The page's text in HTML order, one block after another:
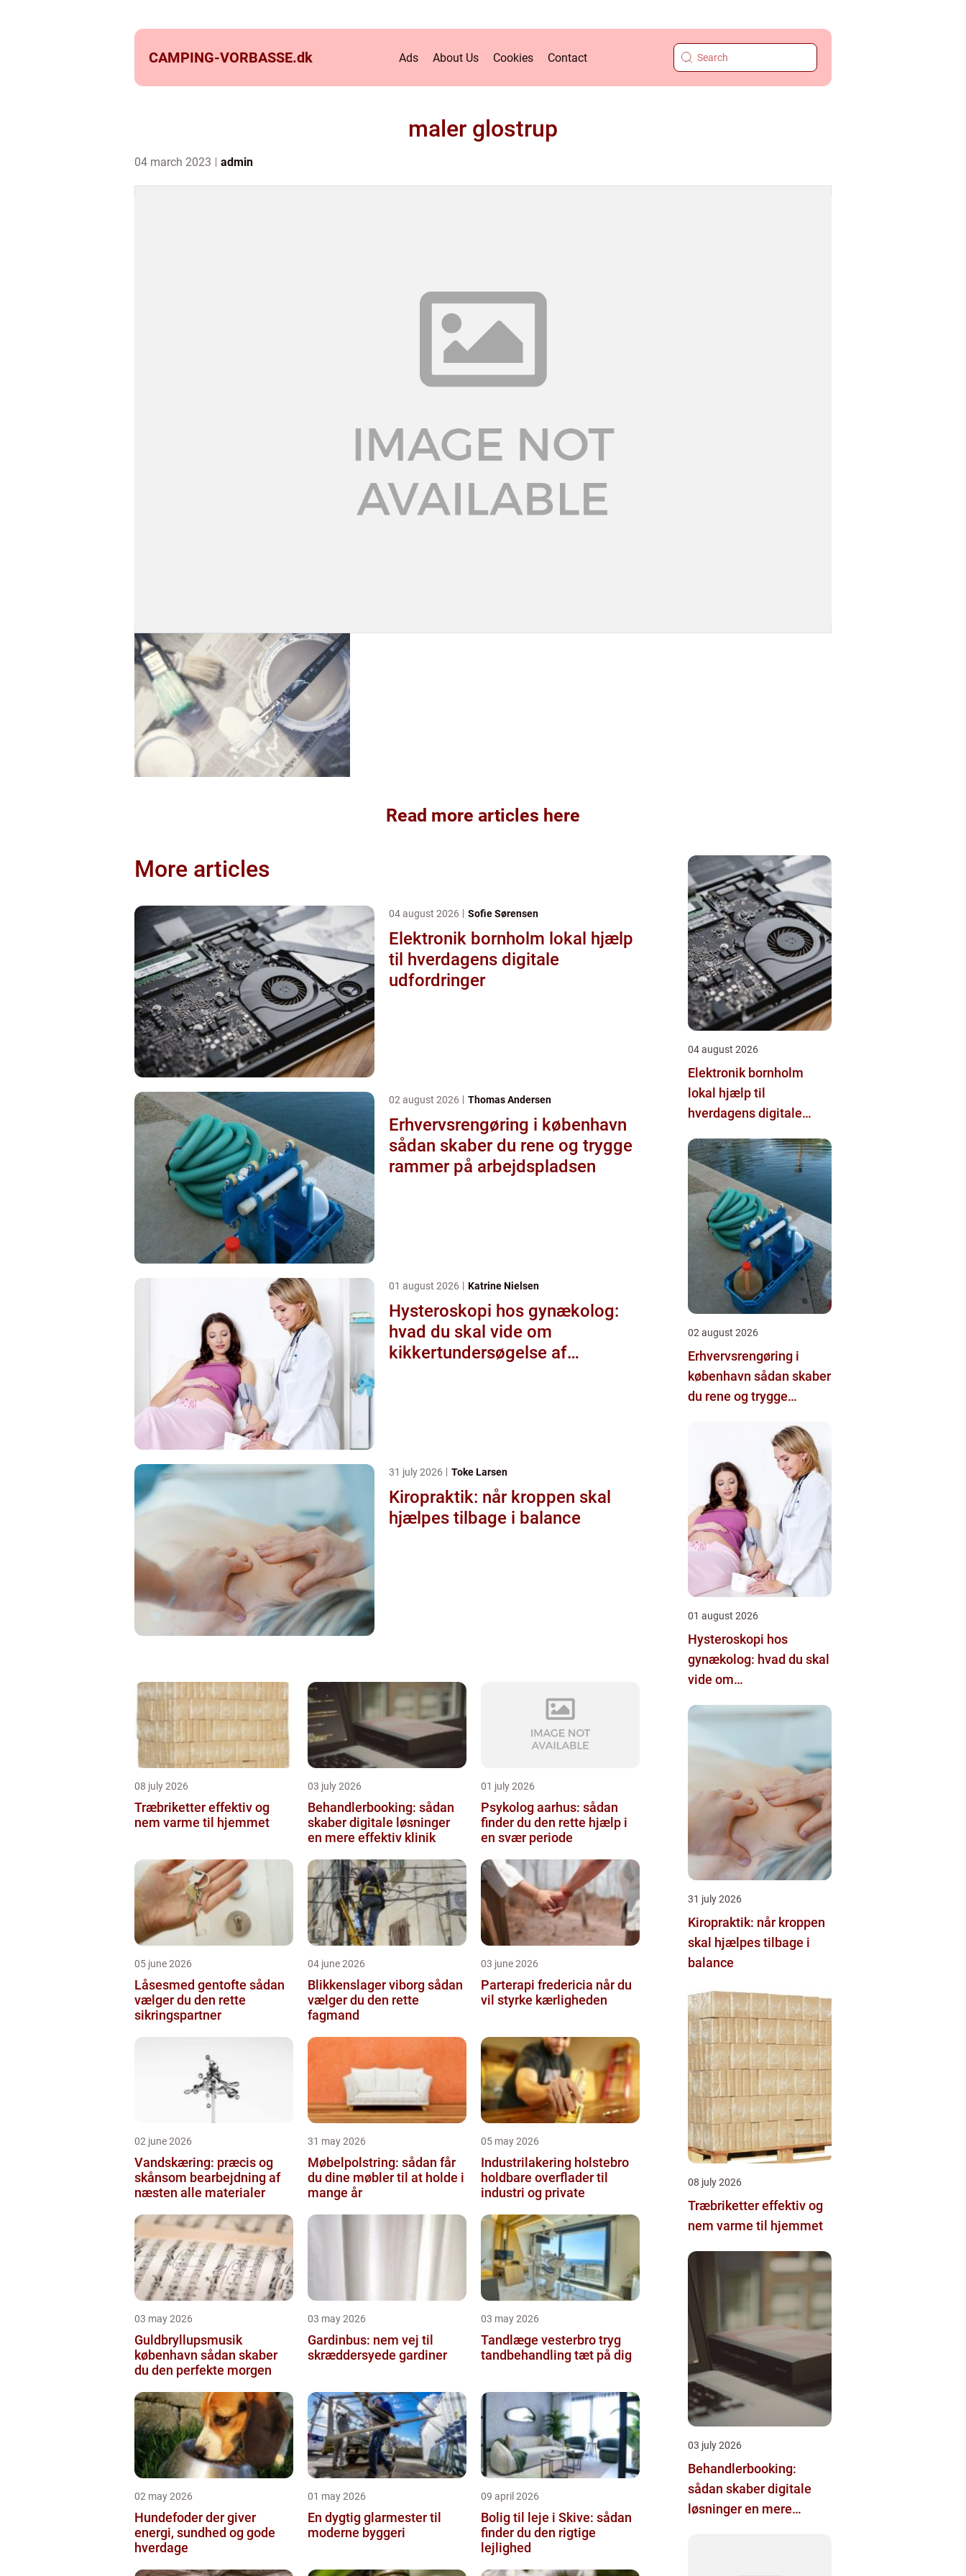
CAMPING-VORBASSE.dk Ads About Us Cookies Contact
maler glostrup
04 march 2023 admin
Read more articles here
More articles
04 august 2026 Sofie Sørensen
Elektronik bornholm lokal hjælp
til hverdagens digitale
udfordringer
02 august 2026 Thomas Andersen
Erhvervsrengøring i københavn
sådan skaber du rene og trygge
rammer på arbejdspladsen
01 august 2026 Katrine Nielsen
Hysteroskopi hos gynækolog:
hvad du skal vide om
kikkertundersøgelse af
31 july 2026 Toke Larsen
Kiropraktik: når kroppen skal
hjælpes tilbage i balance
08 july 2026
Træbriketter effektiv og
nem varme til hjemmet
03 july 2026
Behandlerbooking: sådan
skaber digitale løsninger
en mere effektiv klinik
01 july 2026
Psykolog aarhus: sådan
finder du den rette hjælp i
en svær periode
05 june 2026
Låsesmed gentofte sådan
vælger du den rette
sikringspartner
04 june 2026
Blikkenslager viborg sådan
vælger du den rette
fagmand
03 june 2026
Parterapi fredericia når du
vil styrke kærligheden
02 june 2026
Vandskæring: præcis og
skånsom bearbejdning af
næsten alle materialer
31 may 2026
Møbelpolstring: sådan får
du dine møbler til at holde i
mange år
05 may 2026
Industrilakering holstebro
holdbare overflader til
industri og private
03 may 2026
Guldbryllupsmusik
københavn sådan skaber
du den perfekte morgen
03 may 2026
Gardinbus: nem vej til
skræddersyede gardiner
03 may 2026
Tandlæge vesterbro tryg
tandbehandling tæt på dig
02 may 2026
Hundefoder der giver
energi, sundhed og gode
hverdage
01 may 2026
En dygtig glarmester til
moderne byggeri
09 april 2026
Bolig til leje i Skive: sådan
finder du den rigtige
lejlighed
04 august 2026
Elektronik bornholm
lokal hjælp til
hverdagens digitale
02 august 2026
Erhvervsrengøring i
københavn sådan skaber
du rene og trygge
arbejdspladsen
01 august 2026
Hysteroskopi hos
gynækolog: hvad du skal
vide om
livmoderen
31 july 2026
Kiropraktik: når kroppen
skal hjælpes tilbage i
balance
08 july 2026
Træbriketter effektiv og
nem varme til hjemmet
03 july 2026
Behandlerbooking:
sådan skaber digitale
løsninger en mere